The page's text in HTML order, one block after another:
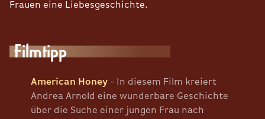
Frauen eine Liebesgeschichte.
Filmtipp
American Honey- In diesem Film kreiert
Andrea Arnold eine wunderbare Geschichte
über die Suche einer jungen Frau nach